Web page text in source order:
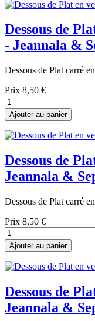
Dessous de
- Jeannala &
Dessous de Plat carré
Prix 8,50 €
Ajouter au panier
Dessous de
Jeannala &
Dessous de Plat carré
Prix 8,50 €
Ajouter au panier
Dessous de
Jeannala &